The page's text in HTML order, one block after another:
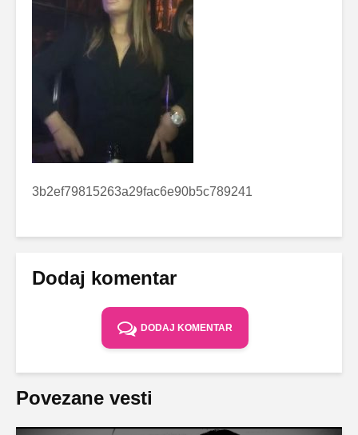
3b2ef79815263a29fac6e90b5c789241
Dodaj komentar
DODAJ KOMENTAR
Povezane vesti